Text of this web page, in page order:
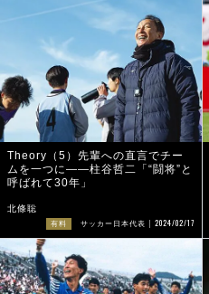
Theory（5）先輩への直言でチー
ムを一つに――柱谷哲二「“闘将”と
呼ばれて30年」
北條聡
有料 サッカー日本代表 2024/02/17